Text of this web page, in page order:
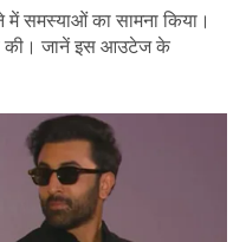
में समस्याओं का सामना किया।
की। जानें इस आउटेज के